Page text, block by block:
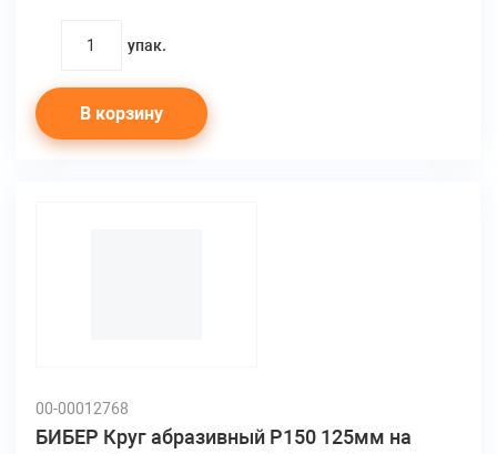
quantity
упак.
В корзину
00-00012768
БИБЕР Круг абразивный Р150 125мм на